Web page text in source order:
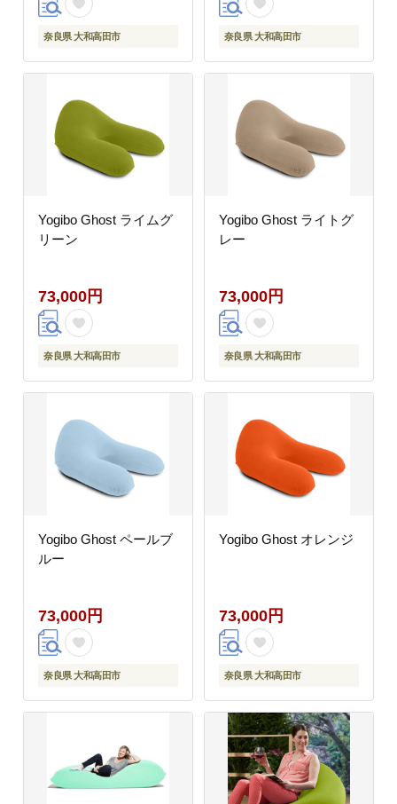
奈良県 大和高田市 奈良県 大和高田市
Yogibo Ghost ライムグ
リーン
73,000円
奈良県 大和高田市
Yogibo Ghost ライトグ
レー
73,000円
奈良県 大和高田市
Yogibo Ghost ペールブ
ルー
73,000円
奈良県 大和高田市
Yogibo Ghost オレンジ
73,000円
奈良県 大和高田市